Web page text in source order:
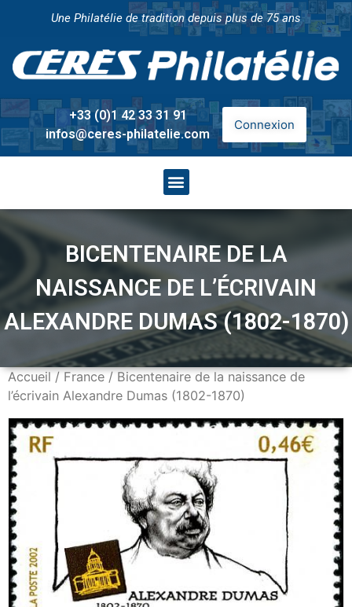
Une Philatélie de tradition depuis plus de 75 ans
+33 (0)1 42 33 31 91
infos@ceres-philatelie.com
Connexion
BICENTENAIRE DE LA
NAISSANCE DE L’ÉCRIVAIN
ALEXANDRE DUMAS (1802-1870)
Accueil/France/ Bicentenaire de la naissance de
l’écrivain Alexandre Dumas (1802-1870)